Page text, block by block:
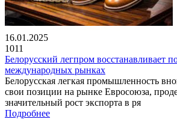
16.01.2025
1011
Белорусский легпром восстанавливает
международных рынках
Белорусская легкая промышленность
свои позиции на рынке Евросоюза,
значительный рост экспорта в ря
Подробнее